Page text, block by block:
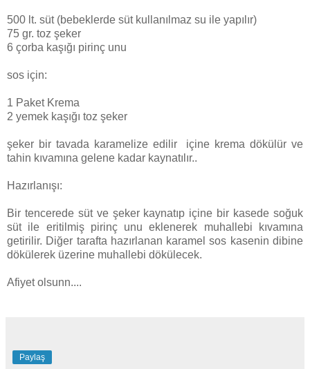
500 lt. süt (bebeklerde süt kullanılmaz su ile yapılır)
75 gr. toz şeker
6 çorba kaşığı pirinç unu
sos için:
1 Paket Krema
2 yemek kaşığı toz şeker
şeker bir tavada karamelize edilir içine krema dökülür ve
tahin kıvamına gelene kadar kaynatılır..
Hazırlanışı:
Bir tencerede süt ve şeker kaynatıp içine bir kasede soğuk
süt ile eritilmiş pirinç unu eklenerek muhallebi kıvamına
getirilir. Diğer tarafta hazırlanan karamel sos kasenin dibine
dökülerek üzerine muhallebi dökülecek.
Afiyet olsunn....
Paylaş